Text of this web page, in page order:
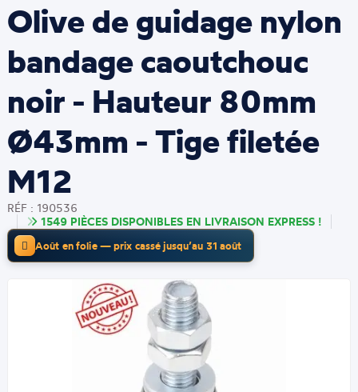
Olive de guidage nylon
bandage caoutchouc
noir - Hauteur 80mm
Ø43mm - Tige filetée
M12
RÉF : 190536
1549 PIÈCES DISPONIBLES EN LIVRAISON EXPRESS !
Août en folie — prix cassé jusqu’au 31 août